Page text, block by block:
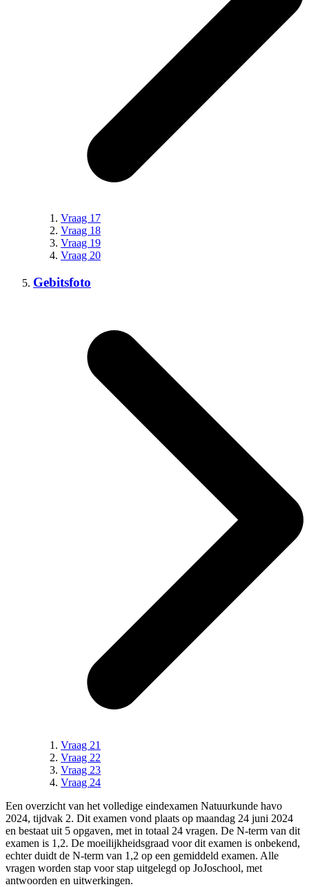
Vraag 17
Vraag 18
Vraag 19
Vraag 20
Gebitsfoto
Vraag 21
Vraag 22
Vraag 23
Vraag 24
Een overzicht van het volledige eindexamen Natuurkunde havo
2024, tijdvak 2. Dit examen vond plaats op maandag 24 juni 2024
en bestaat uit 5 opgaven, met in totaal 24 vragen. De N-term van dit
examen is 1,2. De moeilijkheidsgraad voor dit examen is onbekend,
echter duidt de N-term van 1,2 op een gemiddeld examen. Alle
vragen worden stap voor stap uitgelegd op JoJoschool, met
antwoorden en uitwerkingen.